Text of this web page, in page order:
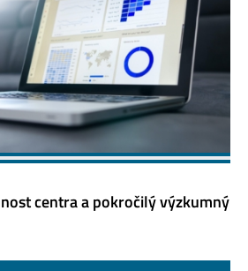
centra a pokročilý výzkumný